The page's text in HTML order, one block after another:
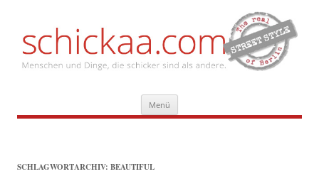
Menü Inhalt
springen
SCHLAGWORTARCHIV: BEAUTIFUL